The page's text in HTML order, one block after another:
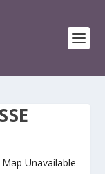
Map Unavailable